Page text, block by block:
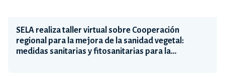
SELA realiza taller virtual sobre Cooperación
regional para la mejora de la sanidad vegetal:
medidas sanitarias y fitosanitarias para la